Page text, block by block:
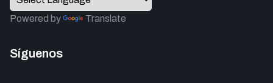
Powered by Translate
Síguenos